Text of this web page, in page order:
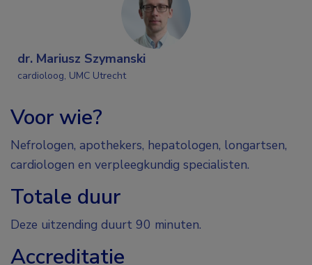
dr. Mariusz Szymanski
cardioloog, UMC Utrecht
Voor wie?
Nefrologen, apothekers, hepatologen, longartsen,
cardiologen en verpleegkundig specialisten.
Totale duur
Deze uitzending duurt 90 minuten.
Accreditatie